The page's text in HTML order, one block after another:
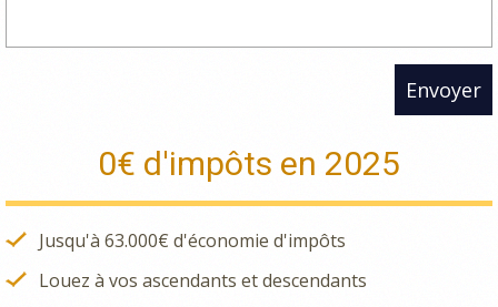
Envoyer
0€ d'impôts en 2025
Jusqu'à 63.000€ d'économie d'impôts
Louez à vos ascendants et descendants